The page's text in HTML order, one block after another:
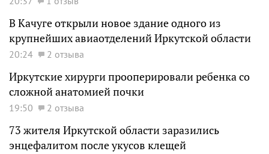
В Качуге открыли новое здание одного из
крупнейших авиаотделений Иркутской области
20:24 2 отзыва
Иркутские хирурги прооперировали ребенка со
сложной анатомией почки
19:50 2 отзыва
73 жителя Иркутской области заразились
энцефалитом после укусов клещей